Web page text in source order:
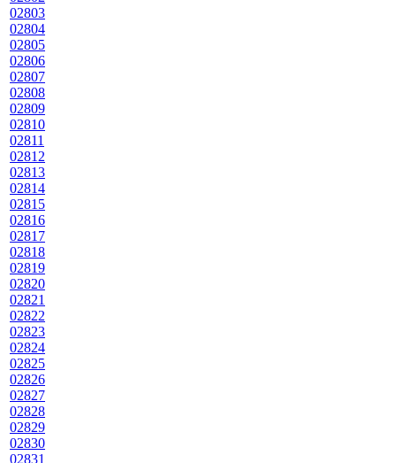
02803
02804
02805
02806
02807
02808
02809
02810
02811
02812
02813
02814
02815
02816
02817
02818
02819
02820
02821
02822
02823
02824
02825
02826
02827
02828
02829
02830
02831